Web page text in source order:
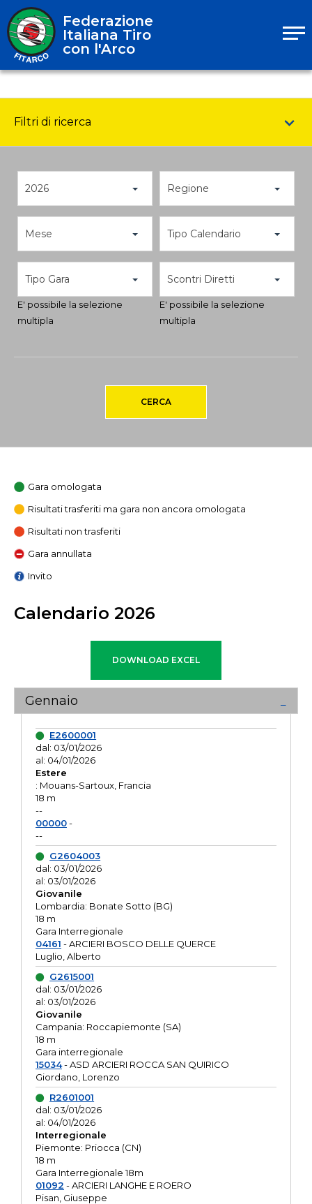
Federazione
Italiana Tiro
con l'Arco
Filtri di ricerca
2026 Regione
Mese Tipo Calendario
Tipo Gara
E' possibile la selezione
multipla
Scontri Diretti
E' possibile la selezione
multipla
CERCA
Gara omologata
Risultati trasferiti ma gara non ancora omologata
Risultati non trasferiti
Gara annullata
Invito
Calendario 2026
Gennaio
E2600001
dal: 03/01/2026
al: 04/01/2026
Estere
: Mouans-Sartoux, Francia
18 m
--
00000-
--
G2604003
dal: 03/01/2026
al: 03/01/2026
Giovanile
Lombardia: Bonate Sotto (BG)
18 m
Gara Interregionale
04161 - ARCIERI BOSCO DELLE QUERCE
Luglio, Alberto
G2615001
dal: 03/01/2026
al: 03/01/2026
Giovanile
Campania: Roccapiemonte (SA)
18 m
Gara interregionale
15034- ASD ARCIERI ROCCA SAN QUIRICO
Giordano, Lorenzo
R2601001
dal: 03/01/2026
al: 04/01/2026
Interregionale
Piemonte: Priocca (CN)
18 m
Gara Interregionale 18m
01092 - ARCIERI LANGHE E ROERO
Pisan, Giuseppe